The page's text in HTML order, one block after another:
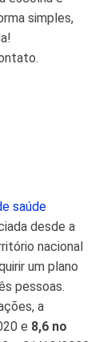
simples,
saúde
desde a
nacional
um plano
pessoas.
a
e 8,6 no